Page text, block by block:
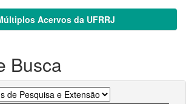
Acervos da UFRRJ
Busca